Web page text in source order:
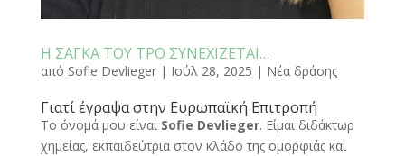
Η ΣΑΓΚΑ ΤΟΥ TPO ΣΥΝΕΧΙΖΕΤΑΙ…
από Sofie Devlieger| Ιούλ 28, 2025 | Νέα δράσης
Γιατί έγραψα στην Ευρωπαϊκή Επιτροπή
Το όνομά μου είναι Sofie Devlieger. Είμαι διδάκτωρ
χημείας, εκπαιδεύτρια στον κλάδο της ομορφιάς και